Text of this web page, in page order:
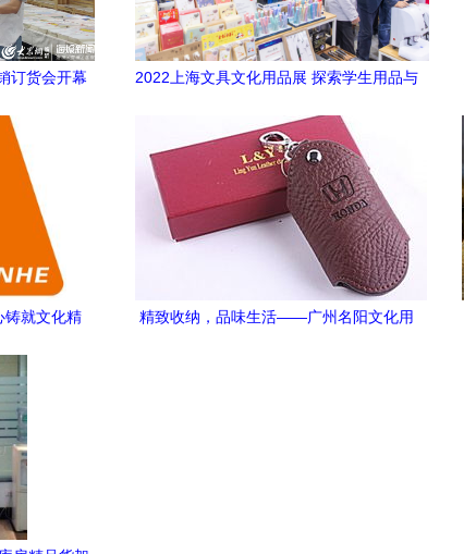
订货会开幕
2022上海文具文化用品展 探索学生用品与
铸就文化精
精致收纳，品味生活——广州名阳文化用